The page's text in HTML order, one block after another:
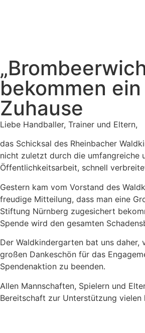
bekommen
Zuhause
Liebe Handballer, Trainer und Eltern,
das Schicksal des Rheinbacher
nicht zuletzt durch die umfangreiche
Öffentlichkeitsarbeit, schnell
Gestern kam vom Vorstand des
freudige Mitteilung, dass man eine
Stiftung Nürnberg zugesichert
Spende wird den gesamten
Der Waldkindergarten bat uns daher,
großen Dankeschön für das
Spendenaktion zu beenden.
Allen Mannschaften, Spielern und
Bereitschaft zur Unterstützung vielen